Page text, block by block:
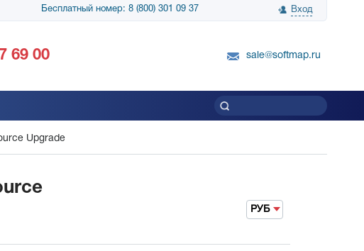
Бесплатный номер: 8 (800) 301 09 37 Вход
за поставку SnapGene...
благодарность SoftMap за помощь в
69 00 sale@softmap.ru
Upgrade
РУБ